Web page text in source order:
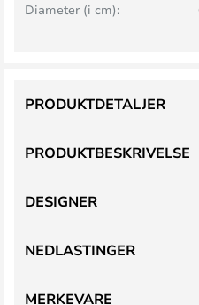
Diameter (i cm):
PRODUKTBESKRIVELSE
PRODUKTDETALJER
DESIGNER
NEDLASTINGER
MERKEVARE